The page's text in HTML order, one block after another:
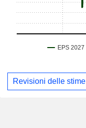
Revisioni delle stime